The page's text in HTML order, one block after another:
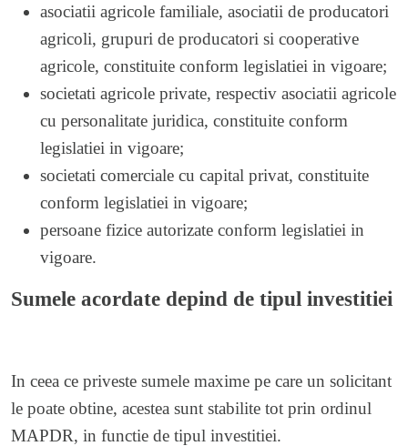
asociatii agricole familiale, asociatii de producatori
agricoli, grupuri de producatori si cooperative
agricole, constituite conform legislatiei in vigoare;
societati agricole private, respectiv asociatii agricole
cu personalitate juridica, constituite conform
legislatiei in vigoare;
societati comerciale cu capital privat, constituite
conform legislatiei in vigoare;
persoane fizice autorizate conform legislatiei in
vigoare.
Sumele acordate depind de tipul investitiei
In ceea ce priveste sumele maxime pe care un solicitant
le poate obtine, acestea sunt stabilite tot prin ordinul
MAPDR, in functie de tipul investitiei.